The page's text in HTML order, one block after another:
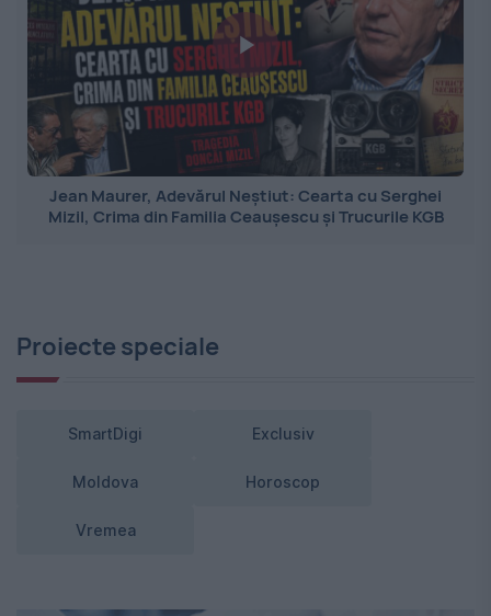
Jean Maurer, Adevărul Neștiut: Cearta cu Serghei
Mizil, Crima din Familia Ceaușescu și Trucurile KGB
Proiecte speciale
SmartDigi Exclusiv
Moldova Horoscop
Vremea